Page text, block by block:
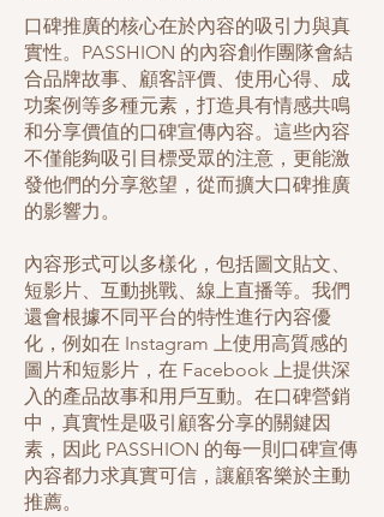
口碑推廣的核心在於內容的吸引力與真
實性。PASSHION 的內容創作團隊會結
合品牌故事、顧客評價、使用心得、成
功案例等多種元素，打造具有情感共鳴
和分享價值的口碑宣傳內容。這些內容
不僅能夠吸引目標受眾的注意，更能激
發他們的分享慾望，從而擴大口碑推廣
的影響力。
內容形式可以多樣化，包括圖文貼文、
短影片、互動挑戰、線上直播等。我們
還會根據不同平台的特性進行內容優
化，例如在 Instagram 上使用高質感的
圖片和短影片，在 Facebook 上提供深
入的產品故事和用戶互動。在口碑營銷
中，真實性是吸引顧客分享的關鍵因
素，因此 PASSHION 的每一則口碑宣傳
內容都力求真實可信，讓顧客樂於主動
推薦。